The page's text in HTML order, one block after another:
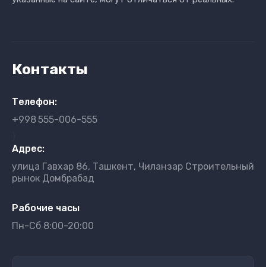
Контакты
Телефон:
+998555-006-555
Адрес:
улица Гавхар 86, Ташкент, Чиланзар Строительный
рынок Домбрабад
Рабочие часы
Пн-Сб 8:00-20:00